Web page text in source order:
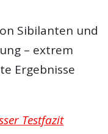
Sibilanten und
– extrem
Ergebnisse
Testfazit